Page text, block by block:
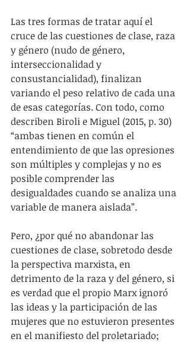
Las tres formas de tratar aquí el
cruce de las cuestiones de clase, raza
y género (nudo de género,
interseccionalidad y
consustancialidad), finalizan
variando el peso relativo de cada una
de esas categorías. Con todo, como
describen Biroli e Miguel (2015, p. 30)
“ambas tienen en común el
entendimiento de que las opresiones
son múltiples y complejas y no es
posible comprender las
desigualdades cuando se analiza una
variable de manera aislada”.
Pero, ¿por qué no abandonar las
cuestiones de clase, sobretodo desde
la perspectiva marxista, en
detrimento de la raza y del género, si
es verdad que el propio Marx ignoró
las ideas y la participación de las
mujeres que no estuvieron presentes
en el manifiesto del proletariado;